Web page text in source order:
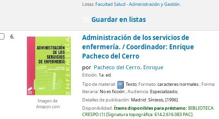
Listas:Facultad Salud - Administración y Gestión.
Guardar en listas
6.
Imagen de
Amazon.com
Administración de los servicios de
enfermería. /Coordinador: Enrique
Pacheco del Cerro
por Pacheco del Cerro, Enrique
Edición: 1a. ed.
Tipo de material:
Texto; Formato:caracteres normales; Forma
literaria:No es ficción ; Audiencia:Especializado;
Detalles de publicación:Madrid:Síntesis,[1996]
Disponibilidad:Ítems disponibles para préstamo: BIBLIOTECA
CRESPO(1) Signatura topográfica:614.2:616.083 PAC .